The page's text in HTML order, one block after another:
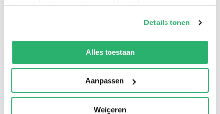
kunnen ontvangen en verwerken.
Details tonen
Alles toestaan
Aanpassen
Weigeren